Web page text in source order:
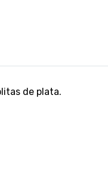
de plata.